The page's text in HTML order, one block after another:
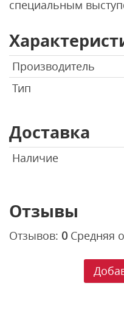
специальным
Производитель
Тип
Доставка
Наличие
Отзывы
Отзывов: 0 Средняя